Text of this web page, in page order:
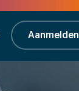
Aanmelden